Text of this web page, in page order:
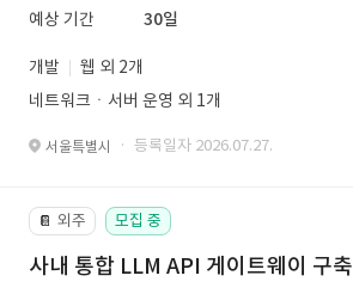
예상 기간
30일
개발
웹 외 2개
네트워크ㆍ서버 운영 외 1개
서울특별시 · 등록일자 2026.07.27.
📔 외주 모집 중
사내 통합 LLM API 게이트웨이 구축